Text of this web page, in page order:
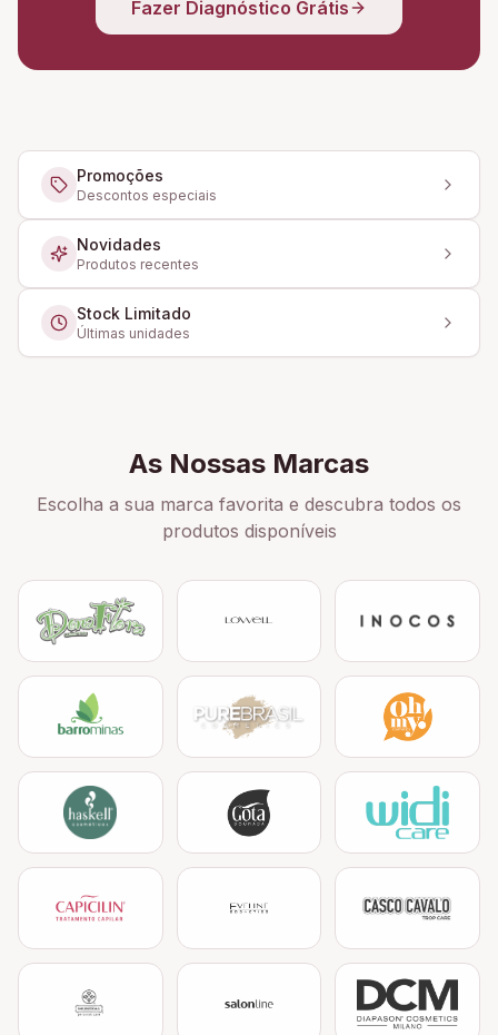
Fazer Diagnóstico Grátis
Promoções
Descontos especiais
Novidades
Produtos recentes
Stock Limitado
Últimas unidades
As Nossas Marcas
Escolha a sua marca favorita e descubra todos os
produtos disponíveis